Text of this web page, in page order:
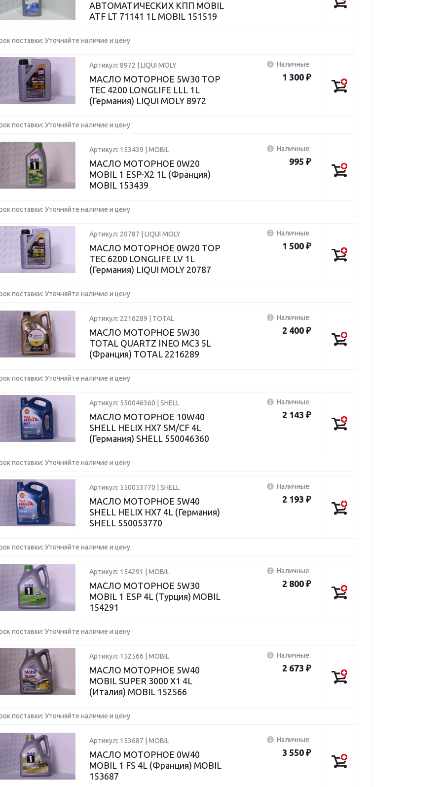
АВТОМАТИЧЕСКИХ КПП MOBIL
ATF LT 71141 1L MOBIL 151519
поставки: Уточняйте наличие и цену
Артикул: 8972 | LIQUI MOLY
МАСЛО МОТОРНОЕ 5W30 TOP
TEC 4200 LONGLIFE LLL 1L
(Германия) LIQUI MOLY 8972
Наличные:
1 300 ₽
поставки: Уточняйте наличие и цену
Артикул: 153439 | MOBIL
МАСЛО МОТОРНОЕ 0W20
MOBIL 1 ESP-X2 1L (Франция)
MOBIL 153439
Наличные:
995 ₽
поставки: Уточняйте наличие и цену
Артикул: 20787 | LIQUI MOLY
МАСЛО МОТОРНОЕ 0W20 TOP
TEC 6200 LONGLIFE LV 1L
(Германия) LIQUI MOLY 20787
Наличные:
1 500 ₽
поставки: Уточняйте наличие и цену
Артикул: 2216289 | TOTAL
МАСЛО МОТОРНОЕ 5W30
TOTAL QUARTZ INEO MC3 5L
(Франция) TOTAL 2216289
Наличные:
2 400 ₽
поставки: Уточняйте наличие и цену
Артикул: 550046360 | SHELL
МАСЛО МОТОРНОЕ 10W40
SHELL HELIX HX7 SM/CF 4L
(Германия) SHELL 550046360
Наличные:
2 143 ₽
поставки: Уточняйте наличие и цену
Артикул: 550053770 | SHELL
МАСЛО МОТОРНОЕ 5W40
SHELL HELIX HX7 4L (Германия)
SHELL 550053770
Наличные:
2 193 ₽
поставки: Уточняйте наличие и цену
Артикул: 154291 | MOBIL
МАСЛО МОТОРНОЕ 5W30
MOBIL 1 ESP 4L (Турция) MOBIL
154291
Наличные:
2 800 ₽
поставки: Уточняйте наличие и цену
Артикул: 152566 | MOBIL
МАСЛО МОТОРНОЕ 5W40
MOBIL SUPER 3000 X1 4L
(Италия) MOBIL 152566
Наличные:
2 673 ₽
поставки: Уточняйте наличие и цену
Артикул: 153687 | MOBIL
МАСЛО МОТОРНОЕ 0W40
MOBIL 1 FS 4L (Франция) MOBIL
153687
Наличные:
3 550 ₽